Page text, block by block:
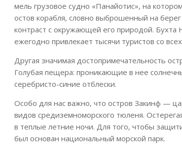
мель грузовое судно «Панайотис», на
остов корабля, словно выброшенный на
контраст с окружающей его природой. Бухта
ежегодно привлекает тысячи туристов со
Другая значимая достопримечательность
Голубая пещера: проникающие в нее
серебристо-синие отблески.
Особо для нас важно, что остров Закинф —
видов средиземноморского тюленя.
в теплые летние ночи. Для того, чтобы
был основан национальный морской парк.